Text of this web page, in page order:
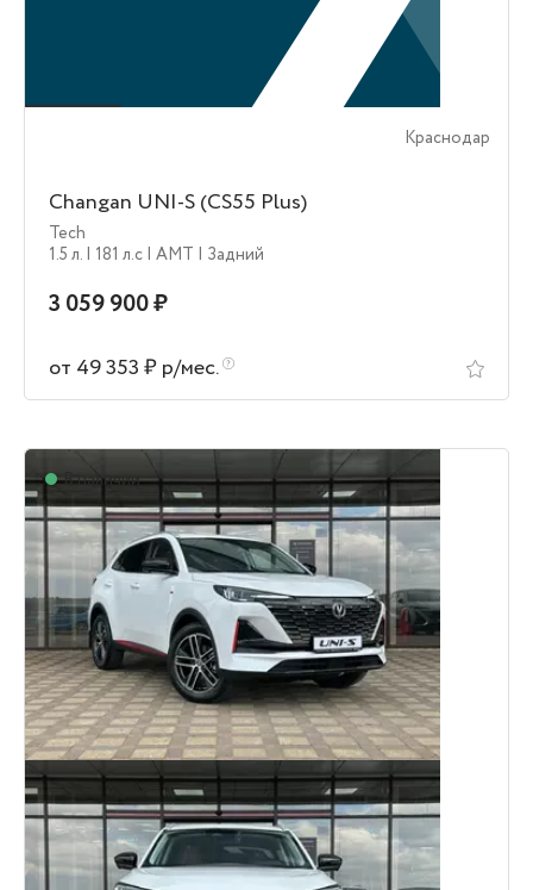
Краснодар
Changan UNI-S (CS55 Plus)
Tech
1.5 л. | 181 л.c | AMT | Задний
3 059 900 ₽
от 49 353 ₽ р/мес.
В наличии